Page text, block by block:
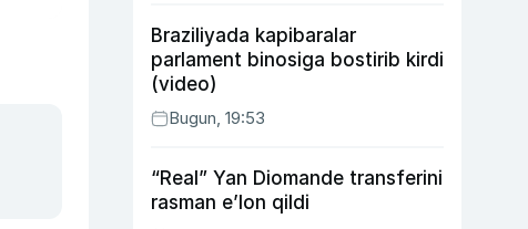
Braziliyada kapibaralar
parlament binosiga bostirib kirdi
(video)
Bugun, 19:53
“Real” Yan Diomande transferini
rasman e’lon qildi